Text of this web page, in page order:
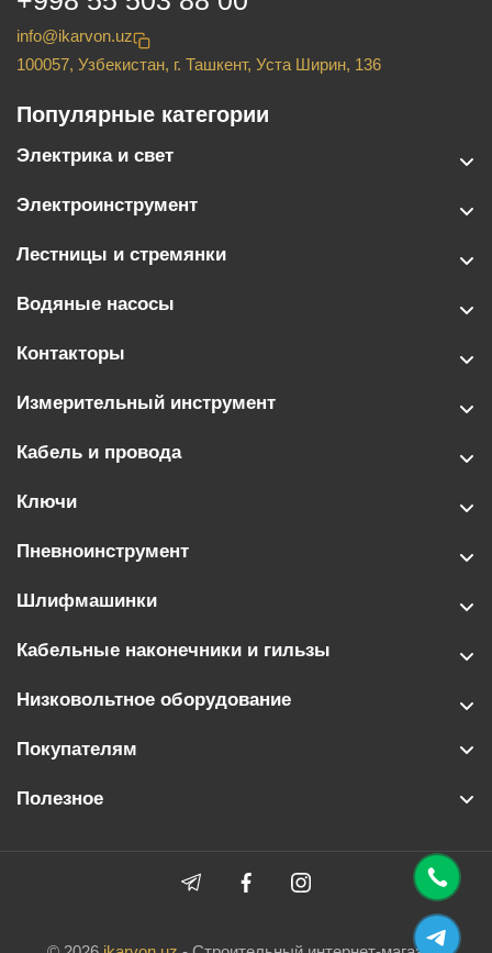
info@ikarvon.uz
100057, Узбекистан, г. Ташкент, Уста Ширин, 136
Популярные категории
Электрика и свет
Электроинструмент
Лестницы и стремянки
Водяные насосы
Контакторы
Измерительный инструмент
Кабель и провода
Ключи
Пневноинструмент
Шлифмашинки
Кабельные наконечники и гильзы
Низковольтное оборудование
Покупателям
Полезное